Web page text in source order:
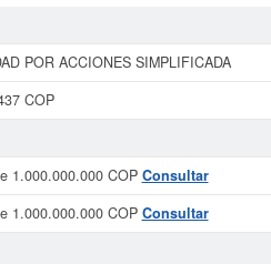
POR ACCIONES SIMPLIFICADA
COP
1.000.000.000 COP Consultar
1.000.000.000 COP Consultar